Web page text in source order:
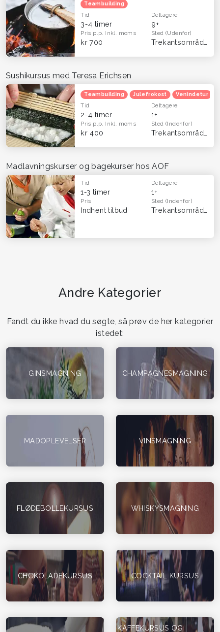
Teambuilding
Tid
3-4 timer
Deltagere
9+
Pris p.p. Inkl. moms
kr 700
Sted(Udenfor)
Sushikursus med Teresa Erichsen
Teambuilding Julefrokost Venindetur
Tid
2-4 timer
Deltagere
1+
Pris p.p. Inkl. moms
kr 400
Sted(Indenfor)
Madlavningskurser og bagekurser hos AOF
Tid
1-3 timer
Deltagere
1+
Pris
Indhent tilbud
Sted(Indenfor)
Andre Kategorier
Fandt du ikke hvad du søgte, så prøv de her kategorier
istedet:
GINSMAGNING CHAMPAGNESMAGNING
MADOPLEVELSER VINSMAGNING
FLØDEBOLLEKURSUS WHISKYSMAGNING
CHOKOLADEKURSUS COCKTAIL KURSUS
KAFFEKURSUS OG